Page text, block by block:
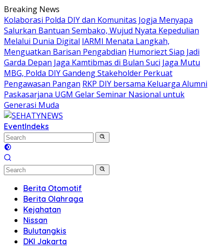
Skip
to
content
Breaking News
Kolaborasi Polda DIY dan Komunitas Jogja Menyapa
Salurkan Bantuan Sembako, Wujud Nyata Kepedulian
Melalui Dunia Digital IARMI Menata Langkah,
Menguatkan Barisan Pengabdian Humoriezt Siap Jadi
Garda Depan Jaga Kamtibmas di Bulan Suci Jaga Mutu
MBG, Polda DIY Gandeng Stakeholder Perkuat
Pengawasan Pangan RKP DIY bersama Keluarga Alumni
Paskasarjana UGM Gelar Seminar Nasional untuk
Generasi Muda
EventIndeks
Berita Otomotif
Berita Olahraga
Kejahatan
Nissan
Bulutangkis
DKI Jakarta